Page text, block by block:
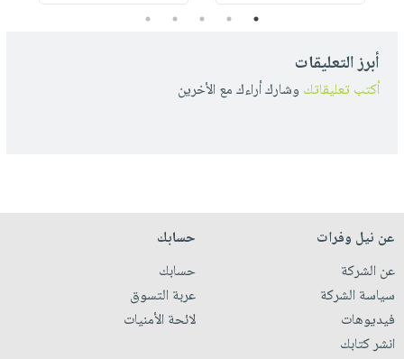
1
2
3
4
5
أبرز التعليقات
أكتب تعليقاتك وشارك أراءك مع الأخرين
عن نيل وفرات
عن الشركة
سياسة الشركة
فيديوهات
انشر كتابك
حسابك
حسابك
عربة التسوق
لائحة الأمنيات